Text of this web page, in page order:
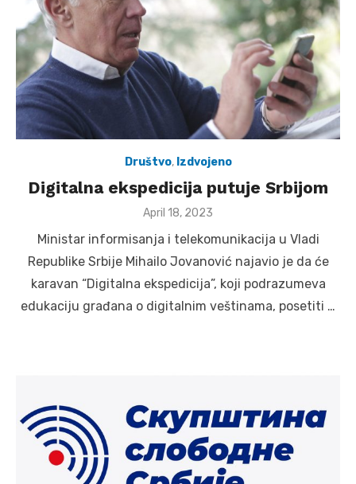
Društvo, Izdvojeno
Digitalna ekspedicija putuje Srbijom
Posted
April 18, 2023
Ministar informisanja i telekomunikacija u Vladi
Republike Srbije Mihailo Jovanović najavio je da će
karavan “Digitalna ekspedicija”, koji podrazumeva
edukaciju građana o digitalnim veštinama, posetiti …